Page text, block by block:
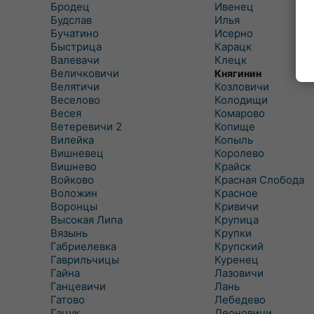
Бродец
Будслав
Бучатино
Быстрица
Валевачи
Величковичи
Велятичи
Веселово
Весея
Ветеревичи 2
Вилейка
Вишневец
Вишнево
Войково
Воложин
Воронцы
Высокая Липа
Вязынь
Габриелевка
Гаврильчицы
Гайна
Ганцевичи
Гатово
Ивенец
Илья
Исерно
Карацк
Клецк
Княгинин
Козловичи
Колодищи
Комарово
Копище
Копыль
Королево
Крайск
Красная Слобода
Красное
Кривичи
Крупица
Крупки
Крупский
Куренец
Лазовичи
Лань
Лебедево